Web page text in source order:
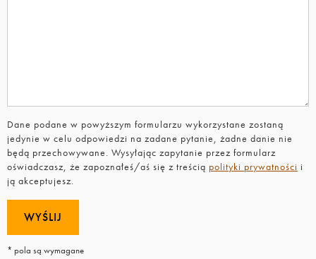
Dane podane w powyższym formularzu wykorzystane zostaną
jedynie w celu odpowiedzi na zadane pytanie, żadne danie nie
będą przechowywane. Wysyłając zapytanie przez formularz
oświadczasz, że zapoznałeś/aś się z treścią polityki prywatności i
ją akceptujesz.
* pola są wymagane